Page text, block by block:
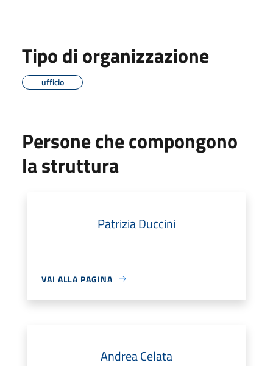
Tipo di organizzazione
ufficio
Persone che compongono
la struttura
Patrizia Duccini
VAI ALLA PAGINA
Andrea Celata